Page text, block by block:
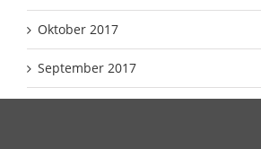
Oktober 2017
September 2017